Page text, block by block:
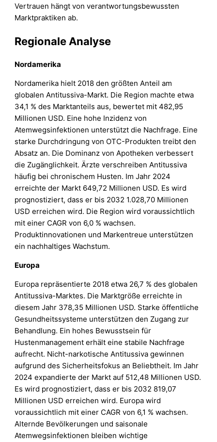
Vertrauen hängt von verantwortungsbewussten
Marktpraktiken ab.
Regionale Analyse
Nordamerika
Nordamerika hielt 2018 den größten Anteil am
globalen Antitussiva-Markt. Die Region machte etwa
34,1 % des Marktanteils aus, bewertet mit 482,95
Millionen USD. Eine hohe Inzidenz von
Atemwegsinfektionen unterstützt die Nachfrage. Eine
starke Durchdringung von OTC-Produkten treibt den
Absatz an. Die Dominanz von Apotheken verbessert
die Zugänglichkeit. Ärzte verschreiben Antitussiva
häufig bei chronischem Husten. Im Jahr 2024
erreichte der Markt 649,72 Millionen USD. Es wird
prognostiziert, dass er bis 2032 1.028,70 Millionen
USD erreichen wird. Die Region wird voraussichtlich
mit einer CAGR von 6,0 % wachsen.
Produktinnovationen und Markentreue unterstützen
ein nachhaltiges Wachstum.
Europa
Europa repräsentierte 2018 etwa 26,7 % des globalen
Antitussiva-Marktes. Die Marktgröße erreichte in
diesem Jahr 378,35 Millionen USD. Starke öffentliche
Gesundheitssysteme unterstützen den Zugang zur
Behandlung. Ein hohes Bewusstsein für
Hustenmanagement erhält eine stabile Nachfrage
aufrecht. Nicht-narkotische Antitussiva gewinnen
aufgrund des Sicherheitsfokus an Beliebtheit. Im Jahr
2024 expandierte der Markt auf 512,48 Millionen USD.
Es wird prognostiziert, dass er bis 2032 819,07
Millionen USD erreichen wird. Europa wird
voraussichtlich mit einer CAGR von 6,1 % wachsen.
Alternde Bevölkerungen und saisonale
Atemwegsinfektionen bleiben wichtige